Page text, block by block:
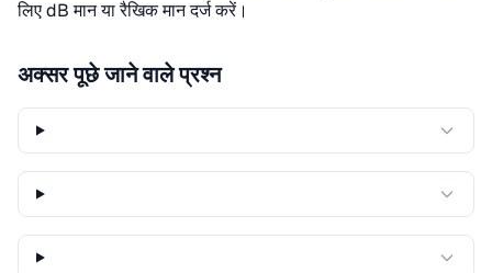
लिए dB मान या रैखिक मान दर्ज करें।
अक्सर पूछे जाने वाले प्रश्न